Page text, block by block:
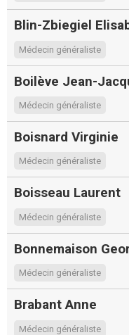
Blin-Zbiegiel
Médecin généraliste
Boilève Jean-
Médecin généraliste
Boisnard Virginie
Médecin généraliste
Boisseau Laurent
Médecin généraliste
Bonnemaison
Médecin généraliste
Brabant Anne
Médecin généraliste